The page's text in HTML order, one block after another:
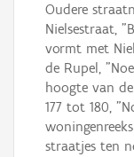
Oudere
Nielsestraat,
vormt met
de Rupel,
hoogte van
177 tot 180,
straatjes ten